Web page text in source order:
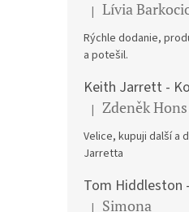
The product rating is
| Lívia
Rýchle dodanie,
a potešil.
The product rating is
| Zdeněk Hons
Velice, kupuji další a
Jarretta
| Simona